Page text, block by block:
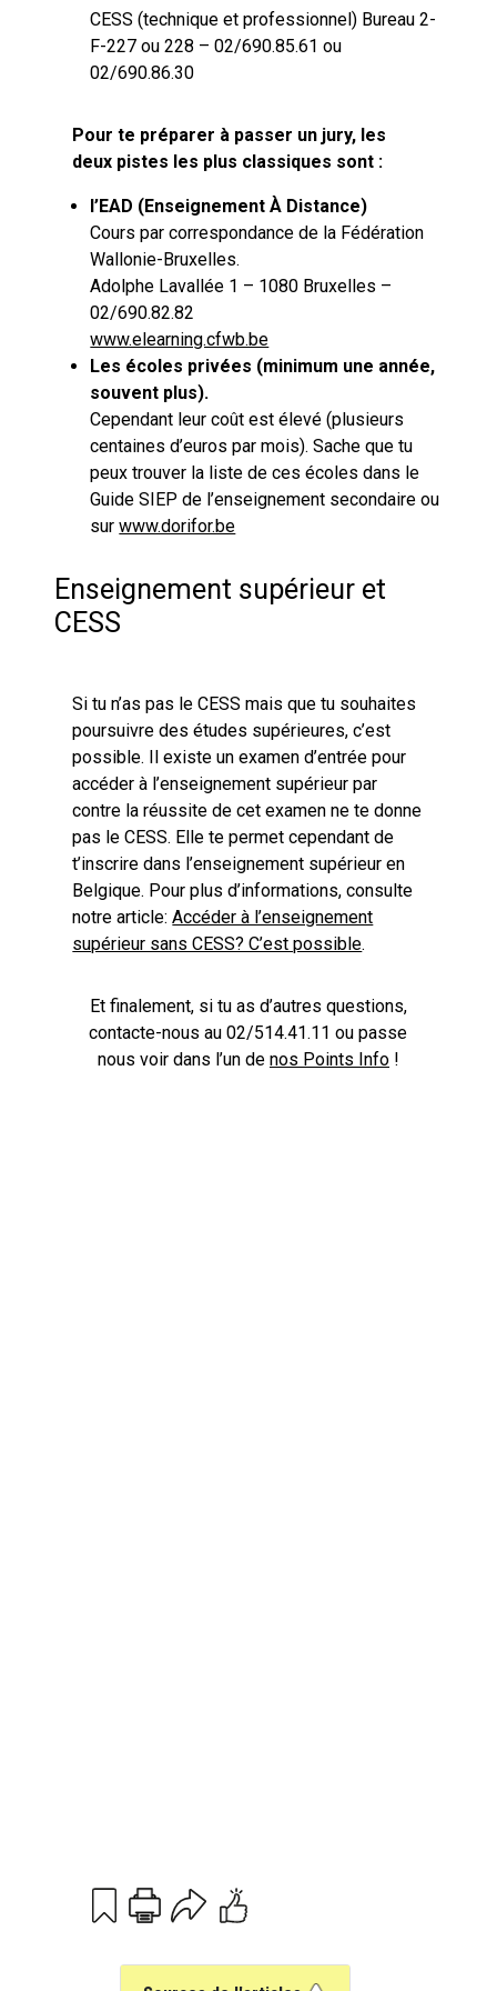
CESS (technique et professionnel) Bureau 2-
F-227 ou 228 – 02/690.85.61 ou
02/690.86.30
Pour te préparer à passer un jury, les
deux pistes les plus classiques sont :
l’EAD (Enseignement À Distance)
Cours par correspondance de la Fédération
Wallonie-Bruxelles.
Adolphe Lavallée 1 – 1080 Bruxelles –
02/690.82.82
www.elearning.cfwb.be
Les écoles privées (minimum une année,
souvent plus).
Cependant leur coût est élevé (plusieurs
centaines d’euros par mois). Sache que tu
peux trouver la liste de ces écoles dans le
Guide SIEP de l’enseignement secondaire ou
surwww.dorifor.be
Enseignement supérieur et
CESS
Si tu n’as pas le CESS mais que tu souhaites
poursuivre des études supérieures, c’est
possible. Il existe un examen d’entrée pour
accéder à l’enseignement supérieur par
contre la réussite de cet examen ne te donne
pas le CESS. Elle te permet cependant de
t’inscrire dans l’enseignement supérieur en
Belgique. Pour plus d’informations, consulte
notre article:Accéder à l’enseignement
supérieur sans CESS? C’est possible.
Et finalement, si tu as d’autres questions,
contacte-nous au 02/514.41.11 ou passe
nous voir dans l’un de nos Points Info!
PrintEmail